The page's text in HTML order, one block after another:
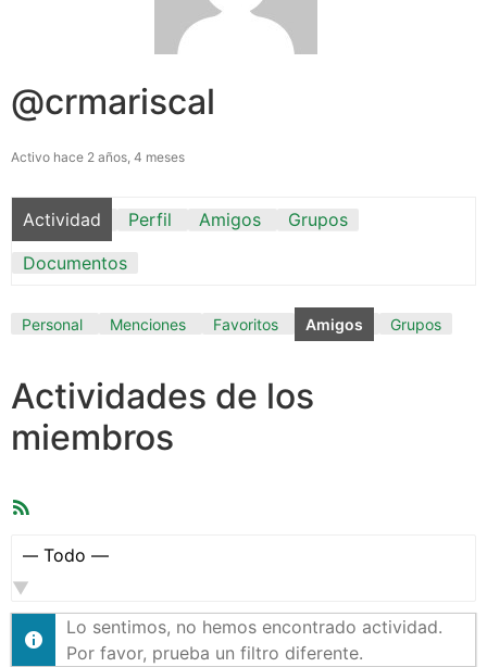
@crmariscal
Activo hace 2 años, 4 meses
Actividad Perfil Amigos
Grupos
Documentos
Personal Menciones Favoritos Amigos Grupos
Actividades de los
miembros
Mostrar:
Lo sentimos, no hemos encontrado actividad.
Por favor, prueba un filtro diferente.